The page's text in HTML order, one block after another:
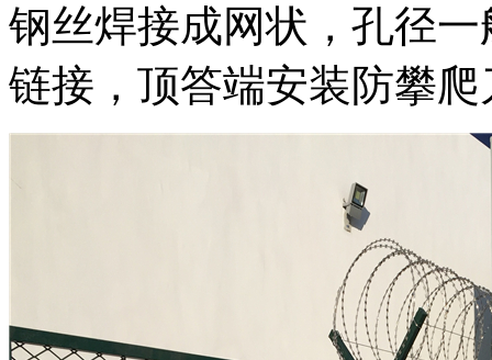
钢丝焊接成网状，孔径
链接，顶答端安装防攀